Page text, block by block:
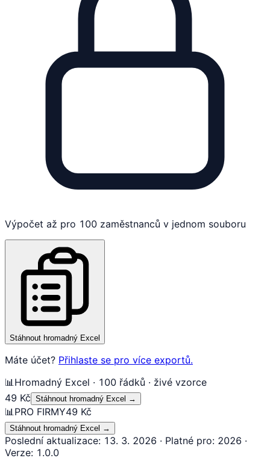
Výpočet až pro 100 zaměstnanců v jednom souboru
Stáhnout hromadný Excel
Máte účet? Přihlaste se pro více exportů.
📊 Hromadný Excel · 100 řádků · živé vzorce
49 Kč Stáhnout hromadný Excel →
📊 PRO FIRMY49 Kč
Stáhnout hromadný Excel →
Poslední aktualizace: 13. 3. 2026 · Platné pro: 2026 ·
Verze: 1.0.0